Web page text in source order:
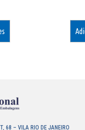
68 – VILA RIO DE JANEIRO